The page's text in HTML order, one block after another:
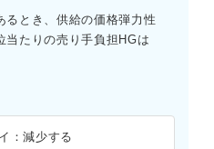
るとき、供給の価格弾力性
当たりの売り手負担HGは
：減少する